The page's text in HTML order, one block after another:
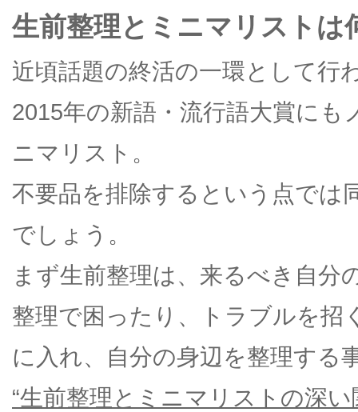
生前整理とミニマリストは
近頃話題の終活の一環として行
2015年の新語・流行語大賞にも
ニマリスト。
不要品を排除するという点では
でしょう。
まず生前整理は、来るべき自分
整理で困ったり、トラブルを招
に入れ、自分の身辺を整理する
“生前整理とミニマリストの深い